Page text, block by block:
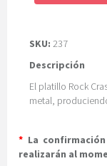
SKU: 237
Descripción
El platillo Rock
metal,
* La
realizarán al